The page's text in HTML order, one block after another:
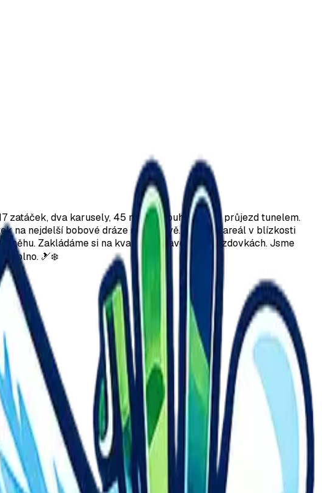
zatáček, dva karusely, 45 metrů dlouhý most a průjezd tunelem.
na nejdelší bobové dráze na Moravě. Moderní areál v blízkosti
Zakládáme si na kvalitně upravených sjezdovkách. Jsme
naplno. 🎿❄️